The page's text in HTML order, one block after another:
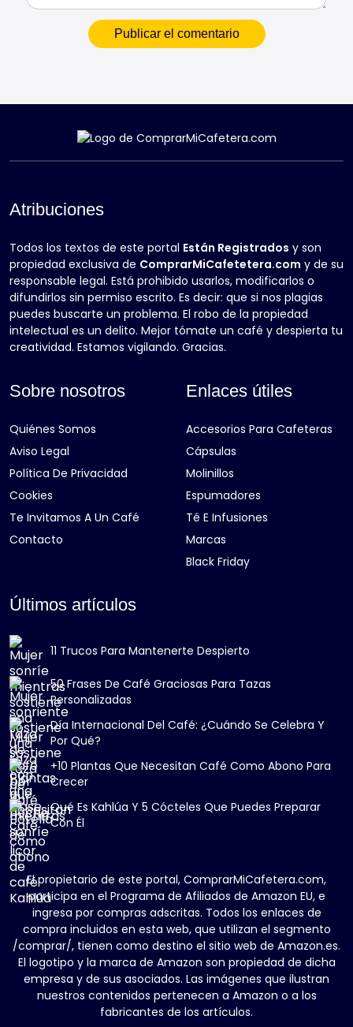
Atribuciones
Todos los textos de este portal Están Registrados y son
propiedad exclusiva de ComprarMiCafetetera.com y de su
responsable legal. Está prohibido usarlos, modificarlos o
difundirlos sin permiso escrito. Es decir: que si nos plagias
puedes buscarte un problema. El robo de la propiedad
intelectual es un delito. Mejor tómate un café y despierta tu
creatividad. Estamos vigilando. Gracias.
Sobre nosotros
Quiénes Somos
Aviso Legal
Política De Privacidad
Cookies
Te Invitamos A Un Café
Contacto
Enlaces útiles
Accesorios Para Cafeteras
Cápsulas
Molinillos
Espumadores
Té E Infusiones
Marcas
Black Friday
Últimos artículos
11 Trucos Para Mantenerte Despierto
50 Frases De Café Graciosas Para Tazas
Personalizadas
Día Internacional Del Café: ¿Cuándo Se Celebra Y
Por Qué?
+10 Plantas Que Necesitan Café Como Abono Para
Crecer
Qué Es Kahlúa Y 5 Cócteles Que Puedes Preparar
Con Él
El propietario de este portal, ComprarMiCafetera.com,
participa en el Programa de Afiliados de Amazon EU, e
ingresa por compras adscritas. Todos los enlaces de
compra incluidos en esta web, que utilizan el segmento
/comprar/, tienen como destino el sitio web de Amazon.es.
El logotipo y la marca de Amazon son propiedad de dicha
empresa y de sus asociados. Las imágenes que ilustran
nuestros contenidos pertenecen a Amazon o a los
fabricantes de los artículos.